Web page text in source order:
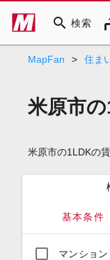
search 検索
MapFan > 住ま
米原市
米原市の1LDKの
基本条件
マンション